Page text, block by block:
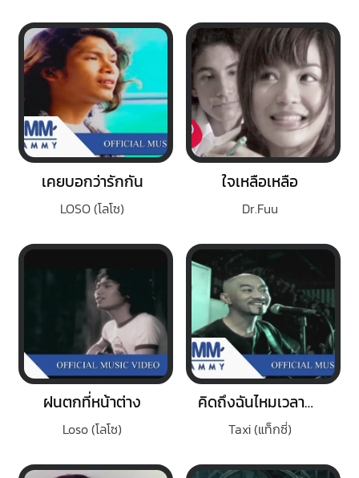
เคยบอกว่ารักกัน
LOSO (โลโซ)
ใจเหลือเหลือ
Dr.Fuu
ฝนตกที่หน้าต่าง
Loso (โลโซ)
คิดถึงฉันไหมเวลาที่เธอ
Taxi (แท็กซี่)